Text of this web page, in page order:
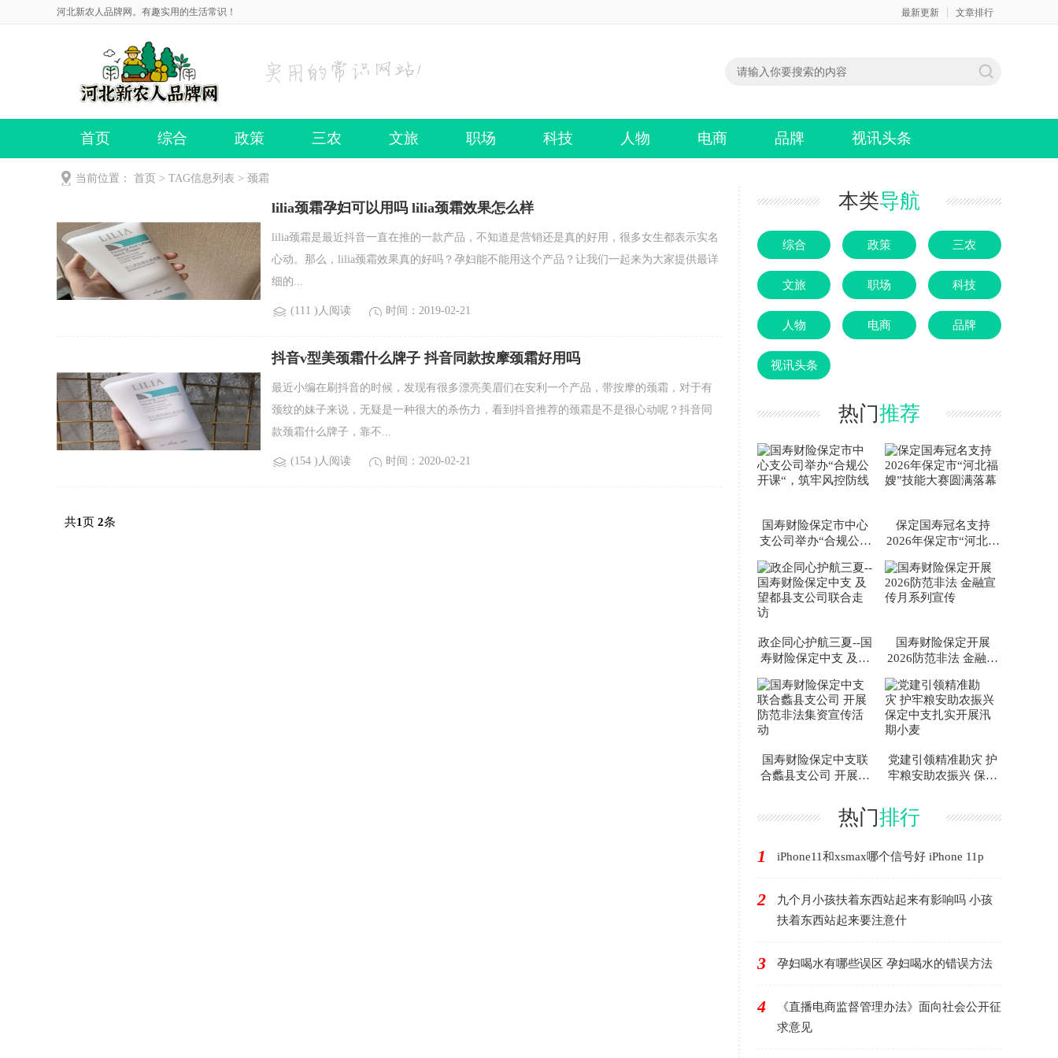
河北新农人品牌网。有趣实用的生活常识！ 最新更新 文章排行
首页 综合 政策 三农 文旅 职场 科技 人物 电商 品牌 视讯头条
当前位置： 首页 > TAG信息列表 > 颈霜
lilia颈霜孕妇可以用吗 lilia颈霜效果怎么样
lilia颈霜是最近抖音一直在推的一款产品，不知道是营销还是真的好用，很多女生都表示实名
心动。那么，lilia颈霜效果真的好吗？孕妇能不能用这个产品？让我们一起来为大家提供最详
细的...
(111 )人阅读 时间：2019-02-21
抖音v型美颈霜什么牌子 抖音同款按摩颈霜好用吗
最近小编在刷抖音的时候，发现有很多漂亮美眉们在安利一个产品，带按摩的颈霜，对于有
颈纹的妹子来说，无疑是一种很大的杀伤力，看到抖音推荐的颈霜是不是很心动呢？抖音同
款颈霜什么牌子，靠不...
(154 )人阅读 时间：2020-02-21
共1页 2条
本类导航
综合 政策 三农
文旅 职场 科技
人物 电商 品牌
视讯头条
热门推荐
国寿财险保定市中心
支公司举办“合规公开
保定国寿冠名支持
2026年保定市“河北福
政企同心护航三夏--国
寿财险保定中支 及望
国寿财险保定开展
2026防范非法 金融宣
国寿财险保定中支联
合蠡县支公司 开展防
党建引领精准勘灾 护
牢粮安助农振兴 保定
热门排行
1 iPhone11和xsmax哪个信号好 iPhone 11p
2
九个月小孩扶着东西站起来有影响吗 小孩
扶着东西站起来要注意什
3 孕妇喝水有哪些误区 孕妇喝水的错误方法
4
《直播电商监督管理办法》面向社会公开征
求意见